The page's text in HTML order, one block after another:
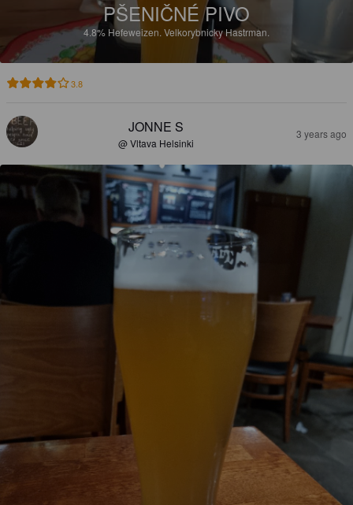
PŠENIČNÉ PIVO
4.8% Hefeweizen. Velkorybnicky Hastrman.
3.8
JONNE S
@ Vltava Helsinki
3 years ago